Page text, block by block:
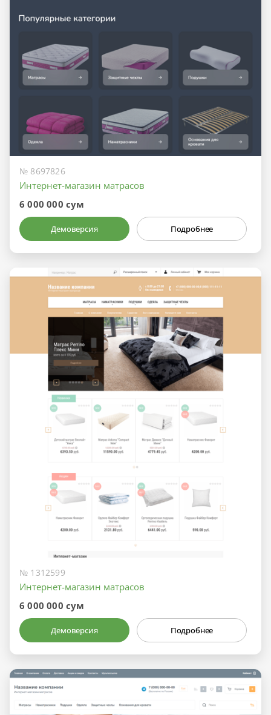
№ 8697826
Интернет-магазин матрасов
6 000 000 сум
Демоверсия Подробнее
№ 1312599
Интернет-магазин матрасов
6 000 000 сум
Демоверсия Подробнее